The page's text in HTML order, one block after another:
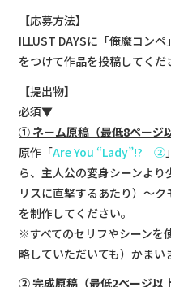
【応募方法】
ILLUST DAYSに「俺魔コン
をつけて作品を投稿してくだ
【提出物】
必須▼
① ネーム原稿（最低8ページ
原作「Are You “Lady”!? ②
ら、主人公の変身シーンよ
リスに直撃するあたり）～
を制作してください。
※すべてのセリフやシーンを
略していただいても）かまい
② 完成原稿（最低2ページ以上